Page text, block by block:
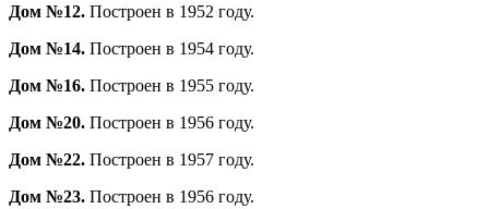
Дом №12. Построен в 1952 году.
Дом №14. Построен в 1954 году.
Дом №16. Построен в 1955 году.
Дом №20. Построен в 1956 году.
Дом №22. Построен в 1957 году.
Дом №23. Построен в 1956 году.